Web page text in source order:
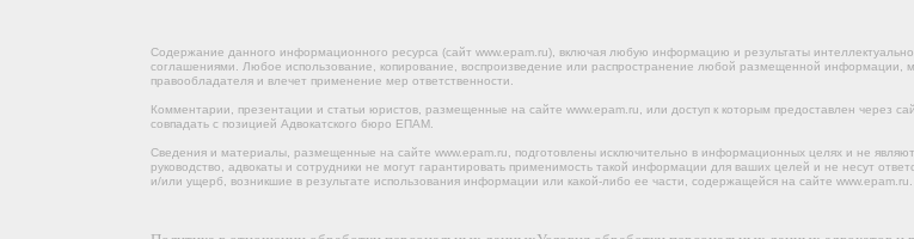
Содержание данного информационного ресурса (сайт www.epam.ru), включая любую информацию и результаты
соглашениями. Любое использование, копирование, воспроизведение или распространение любой размещенной информации,
правообладателя и влечет применение мер ответственности.
Комментарии, презентации и статьи юристов, размещенные на сайте www.epam.ru, или доступ к которым предоставлен через
совпадать с позицией Адвокатского бюро ЕПАМ.
Сведения и материалы, размещенные на сайте www.epam.ru, подготовлены исключительно в информационных целях и не
руководство, адвокаты и сотрудники не могут гарантировать применимость такой информации для ваших целей и не несут
и/или ущерб, возникшие в результате использования информации или какой-либо ее части, содержащейся на сайте www.epam.ru.